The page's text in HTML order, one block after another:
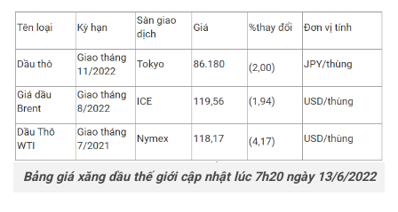
Bảng giá xăng dầu thế giới cập nhật lúc 7h20 ngày 13/6/2022